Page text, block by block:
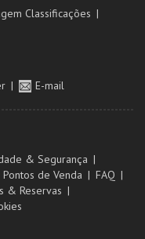
Classificações
E-mail
& Segurança
Pontos de Venda
FAQ
& Reservas